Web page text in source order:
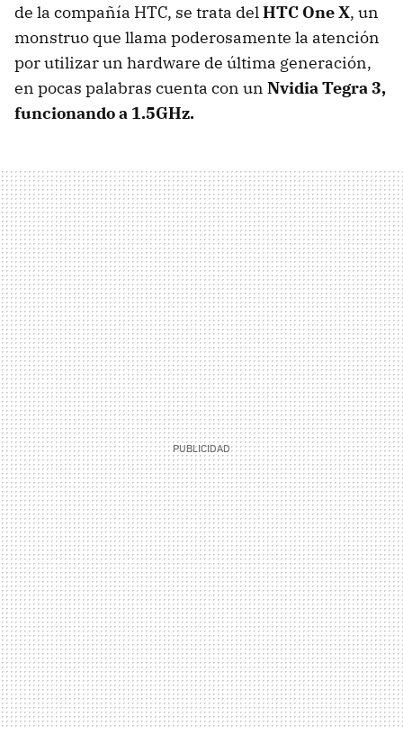
de la compañía HTC, se trata del HTC One X, un
monstruo que llama poderosamente la atención
por utilizar un hardware de última generación,
en pocas palabras cuenta con un Nvidia Tegra 3,
funcionando a 1.5GHz.